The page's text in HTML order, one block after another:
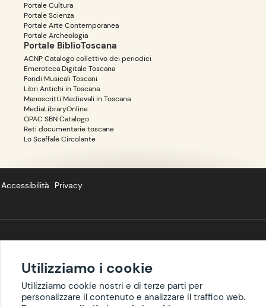
Portale Cultura
Portale Scienza
Portale Arte Contemporanea
Portale Archeologia
Portale BiblioToscana
ACNP Catalogo collettivo dei periodici
Emeroteca Digitale Toscana
Fondi Musicali Toscani
Libri Antichi in Toscana
Manoscritti Medievali in Toscana
MediaLibraryOnline
OPAC SBN Catalogo
Reti documentarie toscane
Lo Scaffale Circolante
Accessibilità Privacy
cc-by-sa.
Utilizziamo i cookie
Utilizziamo cookie nostri e di terze parti per
personalizzare il contenuto e analizzare il traffico web.